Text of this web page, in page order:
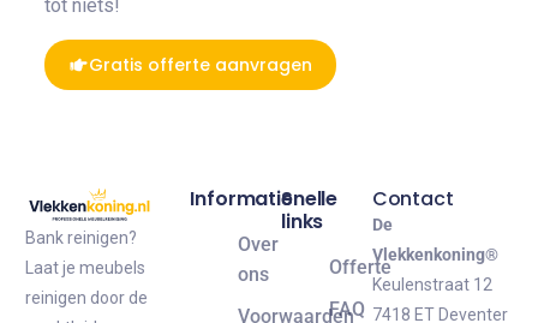
tot niets!
Gratis offerte aanvragen
Bank reinigen?
Laat je meubels
reinigen door de
Informatie
Over
ons
Voorwaarden
Snelle
links
Offerte
FAQ
Contact
De
Vlekkenkoning®
Keulenstraat 12
7418 ET Deventer